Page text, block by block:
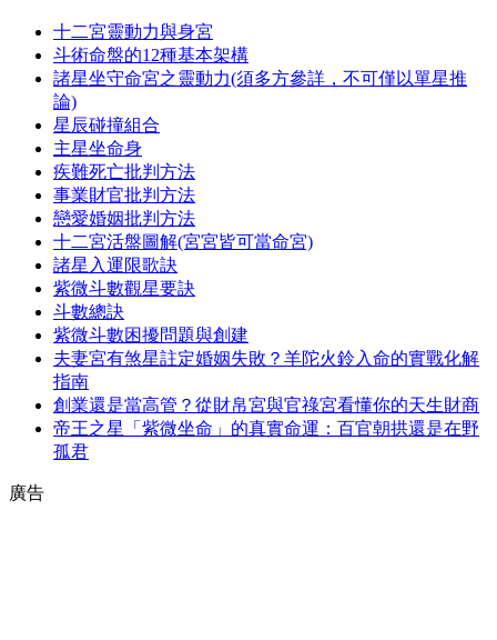
十二宮靈動力與身宮
斗術命盤的12種基本架構
諸星坐守命宮之靈動力(須多方參詳，不可僅以單星推
論)
星辰碰撞組合
主星坐命身
疾難死亡批判方法
事業財官批判方法
戀愛婚姻批判方法
十二宮活盤圖解(宮宮皆可當命宮)
諸星入運限歌訣
紫微斗數觀星要訣
斗數總訣
紫微斗數困擾問題與創建
夫妻宮有煞星註定婚姻失敗？羊陀火鈴入命的實戰化解
指南
創業還是當高管？從財帛宮與官祿宮看懂你的天生財商
帝王之星「紫微坐命」的真實命運：百官朝拱還是在野
孤君
廣告